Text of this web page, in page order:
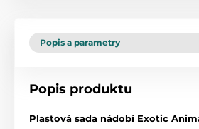
Popis a parametry
Popis produktu
Plastová sada nádobí Exotic